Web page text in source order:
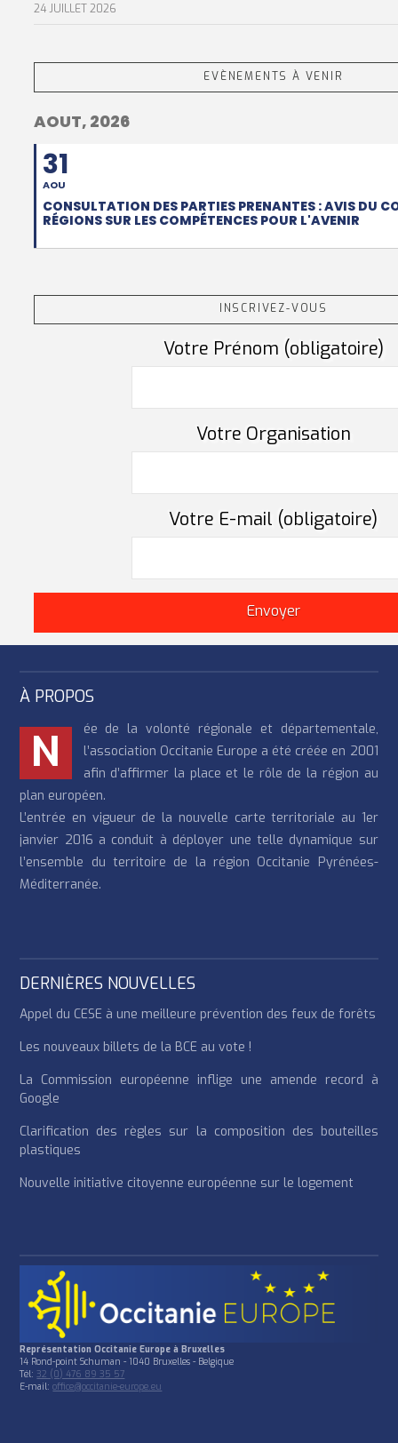
24 JUILLET 2026
EVÈNEMENTS À VENIR
AOUT, 2026
31
AOU
CONSULTATION DES PARTIES PRENANTES : AVIS DU
RÉGIONS SUR LES COMPÉTENCES POUR L'AVENIR
INSCRIVEZ-VOUS
Votre Prénom (obligatoire)
Votre Organisation
Votre E-mail (obligatoire)
À PROPOS
N
ée de la volonté régionale et départementale,
l’association Occitanie Europe a été créée en 2001
afin d’affirmer la place et le rôle de la région au
plan européen.
L’entrée en vigueur de la nouvelle carte territoriale au 1er
janvier 2016 a conduit à déployer une telle dynamique sur
l’ensemble du territoire de la région Occitanie Pyrénées-
Méditerranée.
DERNIÈRES NOUVELLES
Appel du CESE à une meilleure prévention des feux de forêts
Les nouveaux billets de la BCE au vote !
La Commission européenne inflige une amende record à
Google
Clarification des règles sur la composition des bouteilles
plastiques
Nouvelle initiative citoyenne européenne sur le logement
Représentation Occitanie Europe à Bruxelles
14 Rond-point Schuman - 1040 Bruxelles - Belgique
Tél:32 (0) 476 89 35 57
E-mail:office@occitanie-europe.eu